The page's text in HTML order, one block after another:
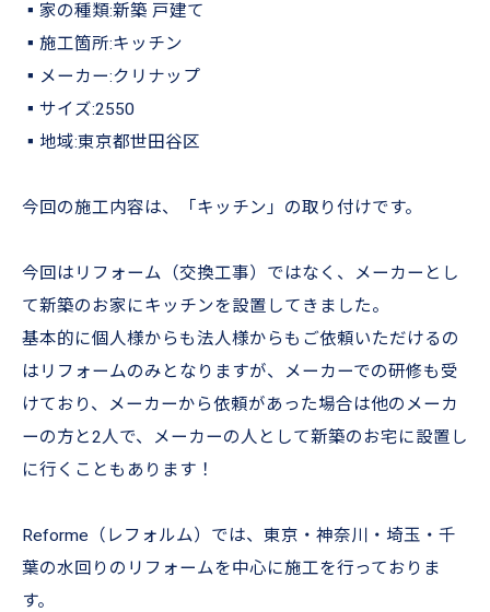
▪︎家の種類:新築 戸建て
▪︎施工箇所:キッチン
▪︎メーカー:クリナップ
▪︎サイズ:2550
▪︎地域:東京都世田谷区
今回の施工内容は、「キッチン」の取り付けです。
今回はリフォーム（交換工事）ではなく、メーカーとし
て新築のお家にキッチンを設置してきました。
基本的に個人様からも法人様からもご依頼いただけるの
はリフォームのみとなりますが、メーカーでの研修も受
けており、メーカーから依頼があった場合は他のメーカ
ーの方と2人で、メーカーの人として新築のお宅に設置し
に行くこともあります！
Reforme（レフォルム）では、東京・神奈川・埼玉・千
葉の水回りのリフォームを中心に施工を行っておりま
す。